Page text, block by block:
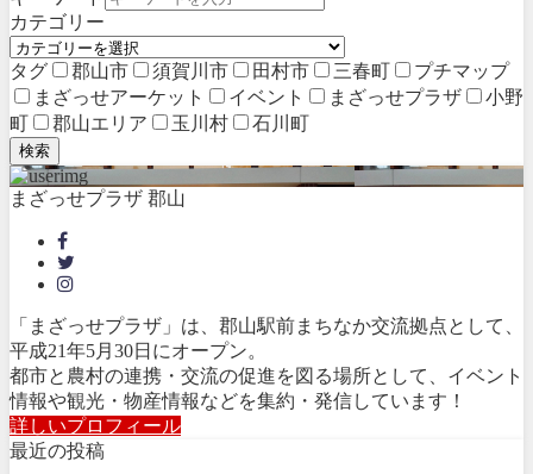
カテゴリー
タグ 郡山市 須賀川市 田村市 三春町
プチマップ
まざっせアーケット
イベント まざっせプラザ
小野
町
郡山エリア 玉川村 石川町
検索
まざっせプラザ 郡山
「まざっせプラザ」は、郡山駅前まちなか交流拠点として、
平成21年5月30日にオープン。
都市と農村の連携・交流の促進を図る場所として、イベント
情報や観光・物産情報などを集約・発信しています！
詳しいプロフィール
最近の投稿